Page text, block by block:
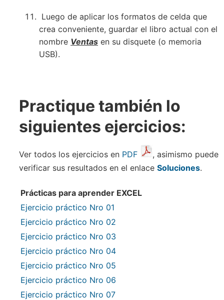
Luego de aplicar los formatos de celda que
crea conveniente, guardar el libro actual con el
nombre Ventas en su disquete (o memoria
USB).
Practique también lo
siguientes ejercicios:
Ver todos los ejercicios en PDF
, asimismo puede
verificar sus resultados en el enlace Soluciones.
Prácticas para aprender EXCEL
Ejercicio práctico Nro 01
Ejercicio práctico Nro 02
Ejercicio práctico Nro 03
Ejercicio práctico Nro 04
Ejercicio práctico Nro 05
Ejercicio práctico Nro 06
Ejercicio práctico Nro 07